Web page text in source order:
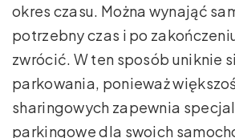
okres czasu. Można wynająć
potrzebny czas i po
zwrócić. W ten sposób uniknie
parkowania, ponieważ
sharingowych zapewnia
parkingowe dla swoich